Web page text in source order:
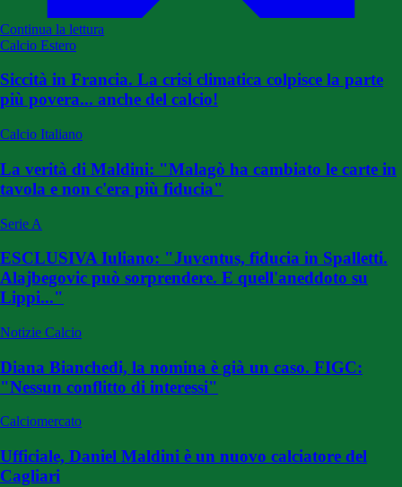
Continua la lettura
Calcio Estero
Siccità in Francia. La crisi climatica colpisce la parte
più povera... anche del calcio!
Calcio Italiano
La verità di Maldini: "Malagò ha cambiato le carte in
tavola e non c'era più fiducia"
Serie A
ESCLUSIVA Iuliano: "Juventus, fiducia in Spalletti.
Alajbegovic può sorprendere. E quell'aneddoto su
Lippi..."
Notizie Calcio
Diana Bianchedi, la nomina è già un caso. FIGC:
"Nessun conflitto di interessi"
Calciomercato
Ufficiale, Daniel Maldini è un nuovo calciatore del
Cagliari